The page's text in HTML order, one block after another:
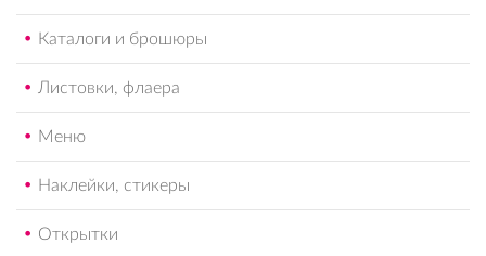
Каталоги и брошюры
Листовки, флаера
Меню
Наклейки, стикеры
Открытки